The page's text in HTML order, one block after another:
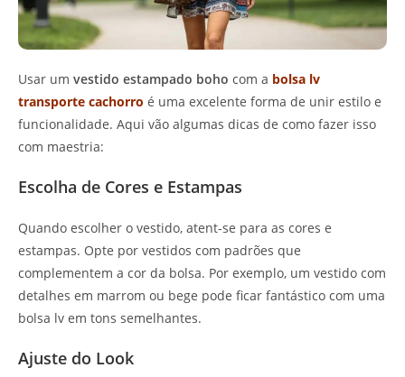
Usar um vestido estampado boho com a bolsa lv
transporte cachorro é uma excelente forma de unir estilo e
funcionalidade. Aqui vão algumas dicas de como fazer isso
com maestria:
Escolha de Cores e Estampas
Quando escolher o vestido, atent-se para as cores e
estampas. Opte por vestidos com padrões que
complementem a cor da bolsa. Por exemplo, um vestido com
detalhes em marrom ou bege pode ficar fantástico com uma
bolsa lv em tons semelhantes.
Ajuste do Look